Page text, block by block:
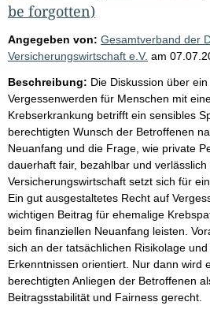
be forgotten)
Angegeben von: Gesamtverband der
Versicherungswirtschaft e.V. am
Beschreibung: Die Diskussion über
Vergessenwerden für Menschen mit
Krebserkrankung betrifft ein sensibles
berechtigten Wunsch der Betroffenen
Neuanfang und die Frage, wie private
dauerhaft fair, bezahlbar und
Versicherungswirtschaft setzt sich für
Ein gut ausgestaltetes Recht auf
wichtigen Beitrag für ehemalige
beim finanziellen Neuanfang leisten.
sich an der tatsächlichen Risikolage
Erkenntnissen orientiert. Nur dann wird
berechtigten Anliegen der Betroffenen
Beitragsstabilität und Fairness gerecht.